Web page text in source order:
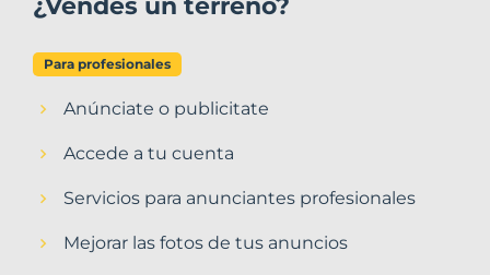
Para profesionales
Anúnciate o publicitate
Accede a tu cuenta
Servicios para anunciantes profesionales
Mejorar las fotos de tus anuncios